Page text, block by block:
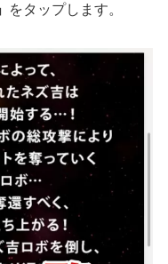
をタップします。